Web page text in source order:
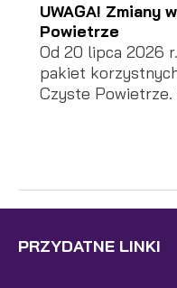
UWAGA! Zmiany
Powietrze
Od 20 lipca 2026
pakiet
Czyste Powietrze.
PRZYDATNE LINKI